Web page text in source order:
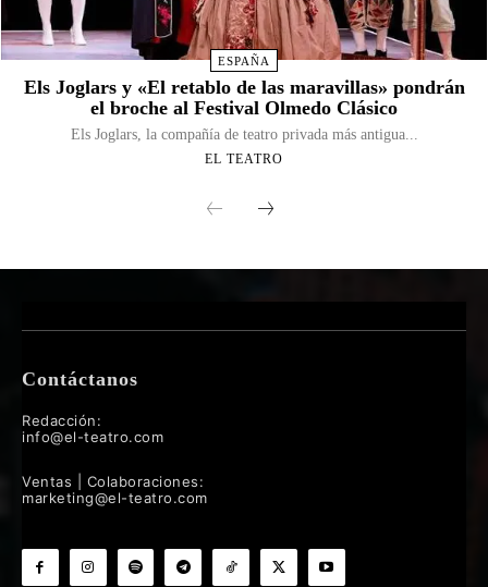
ESPAÑA
Els Joglars y «El retablo de las maravillas» pondrán
el broche al Festival Olmedo Clásico
Els Joglars, la compañía de teatro privada más antigua...
EL TEATRO
Contáctanos
Redacción:
info@el-teatro.com
Ventas | Colaboraciones:
marketing@el-teatro.com